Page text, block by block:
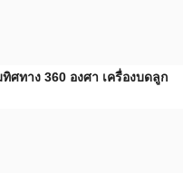
ศทาง 360 องศา เครื่องบดลูก